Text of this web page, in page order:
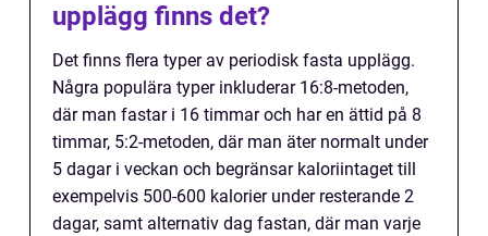
upplägg finns det?
Det finns flera typer av periodisk fasta upplägg.
Några populära typer inkluderar 16:8-metoden,
där man fastar i 16 timmar och har en ättid på 8
timmar, 5:2-metoden, där man äter normalt under
5 dagar i veckan och begränsar kaloriintaget till
exempelvis 500-600 kalorier under resterande 2
dagar, samt alternativ dag fastan, där man varje